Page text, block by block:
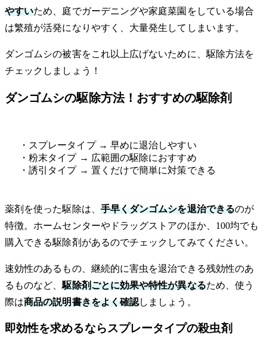
やすいため、庭でガーデニングや家庭菜園をしている場合
は繁殖が活発になりやすく、大量発生してしまいます。
ダンゴムシの被害をこれ以上広げないために、駆除方法を
チェックしましょう！
ダンゴムシの駆除方法！おすすめの駆除剤
・スプレータイプ → 早めに退治しやすい
・粉末タイプ → 広範囲の駆除におすすめ
・誘引タイプ → 置くだけで簡単に対策できる
薬剤を使った駆除は、 手早くダンゴムシを退治できるのが
特徴。ホームセンターやドラッグストアのほか、100均でも
購入できる駆除剤があるのでチェックしてみてください。
速効性のあるもの、継続的に害虫を退治できる残効性のあ
るものなど、駆除剤ごとに効果や特性が異なるため、使う
際は商品の説明書きをよく確認しましょう。
即効性を求めるならスプレータイプの殺虫剤